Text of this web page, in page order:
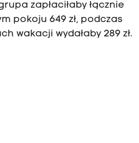
zapłaciłaby łącznie
pokoju 649 zł, podczas
wakacji wydałaby 289 zł.